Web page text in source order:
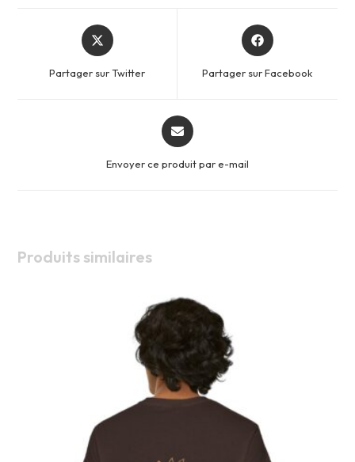
Opens
in
new
Partager sur Twitter
Opens
in
new
Partager sur Facebook
Opens
in
new
Envoyer ce produit par e-mail
Produits similaires